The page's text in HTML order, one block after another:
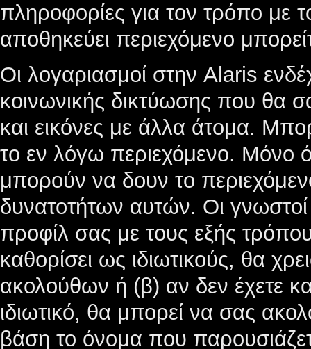
πληροφορίες για τον τρόπο με
αποθηκεύει περιεχόμενο
Οι λογαριασμοί στην Alaris
κοινωνικής δικτύωσης που θα
και εικόνες με άλλα άτομα.
το εν λόγω περιεχόμενο. Μόνο
μπορούν να δουν το
δυνατοτήτων αυτών. Οι
προφίλ σας με τους εξής
καθορίσει ως ιδιωτικούς, θα
ακολούθων ή (β) αν δεν έχετε
ιδιωτικό, θα μπορεί να σας
βάση το όνομα που